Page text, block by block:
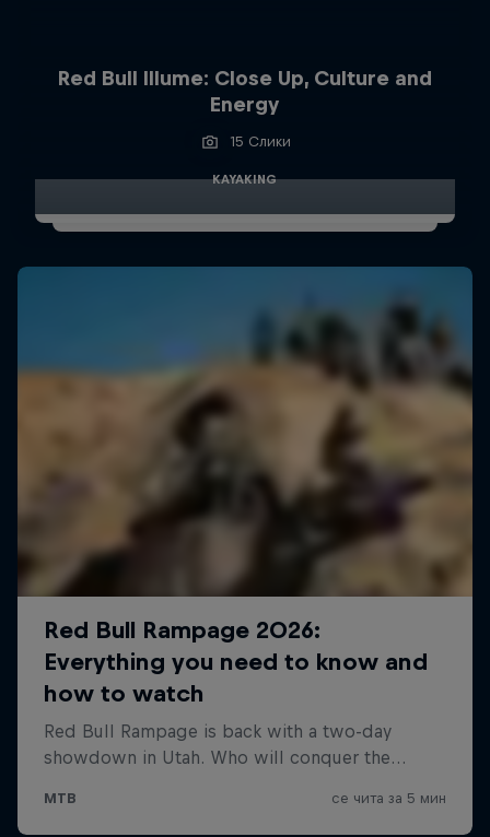
Red Bull Illume: Close Up, Culture and
Energy
15 Слики
KAYAKING